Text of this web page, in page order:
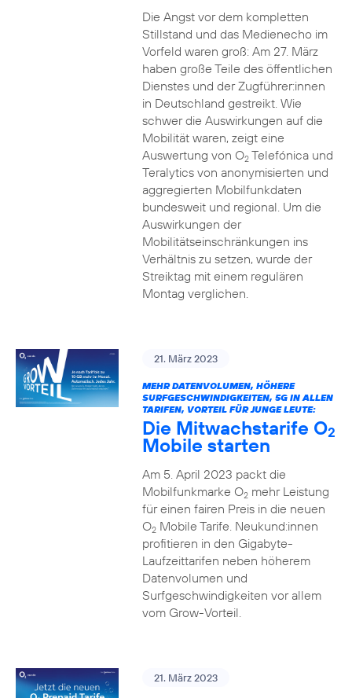
Die Angst vor dem kompletten
Stillstand und das Medienecho im
Vorfeld waren groß: Am 27. März
haben große Teile des öffentlichen
Dienstes und der Zugführer:innen
in Deutschland gestreikt. Wie
schwer die Auswirkungen auf die
Mobilität waren, zeigt eine
Auswertung von O2Telefónica und
Teralytics von anonymisierten und
aggregierten Mobilfunkdaten
bundesweit und regional. Um die
Auswirkungen der
Mobilitätseinschränkungen ins
Verhältnis zu setzen, wurde der
Streiktag mit einem regulären
Montag verglichen.
21. März 2023
MEHR DATENVOLUMEN, HÖHERE
SURFGESCHWINDIGKEITEN, 5G IN ALLEN
TARIFEN, VORTEIL FÜR JUNGE LEUTE:
Die Mitwachstarife O2
Mobile starten
Am 5. April 2023 packt die
Mobilfunkmarke O2mehr Leistung
für einen fairen Preis in die neuen
O2Mobile Tarife. Neukund:innen
profitieren in den Gigabyte-
Laufzeittarifen neben höherem
Datenvolumen und
Surfgeschwindigkeiten vor allem
vom Grow-Vorteil.
21. März 2023